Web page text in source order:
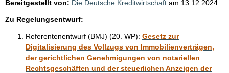
Bereitgestellt von: Die Deutsche Kreditwirtschaft am 13.12.2024
Zu Regelungsentwurf:
Referentenentwurf (BMJ) (20. WP): Gesetz zur
Digitalisierung des Vollzugs von Immobilienverträgen,
der gerichtlichen Genehmigungen von notariellen
Rechtsgeschäften und der steuerlichen Anzeigen der